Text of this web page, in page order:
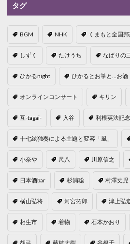
タグ
BGM NHK くまもと全国
しずく たけうち なばりの
ひかるnight ひかるとお箏と…お酒
オンラインコンサート キリン
互-tagai- 入谷 利根英法記
十七絃独奏による主題と変容「風」
小奈や 尺八 川原信之
日本酒bar 杉浦聡 村澤丈児
横山弘将 河宮拓郎 津上弘
相生市 着物 石本かおり
胡弓 藤枝大樹 谷根千